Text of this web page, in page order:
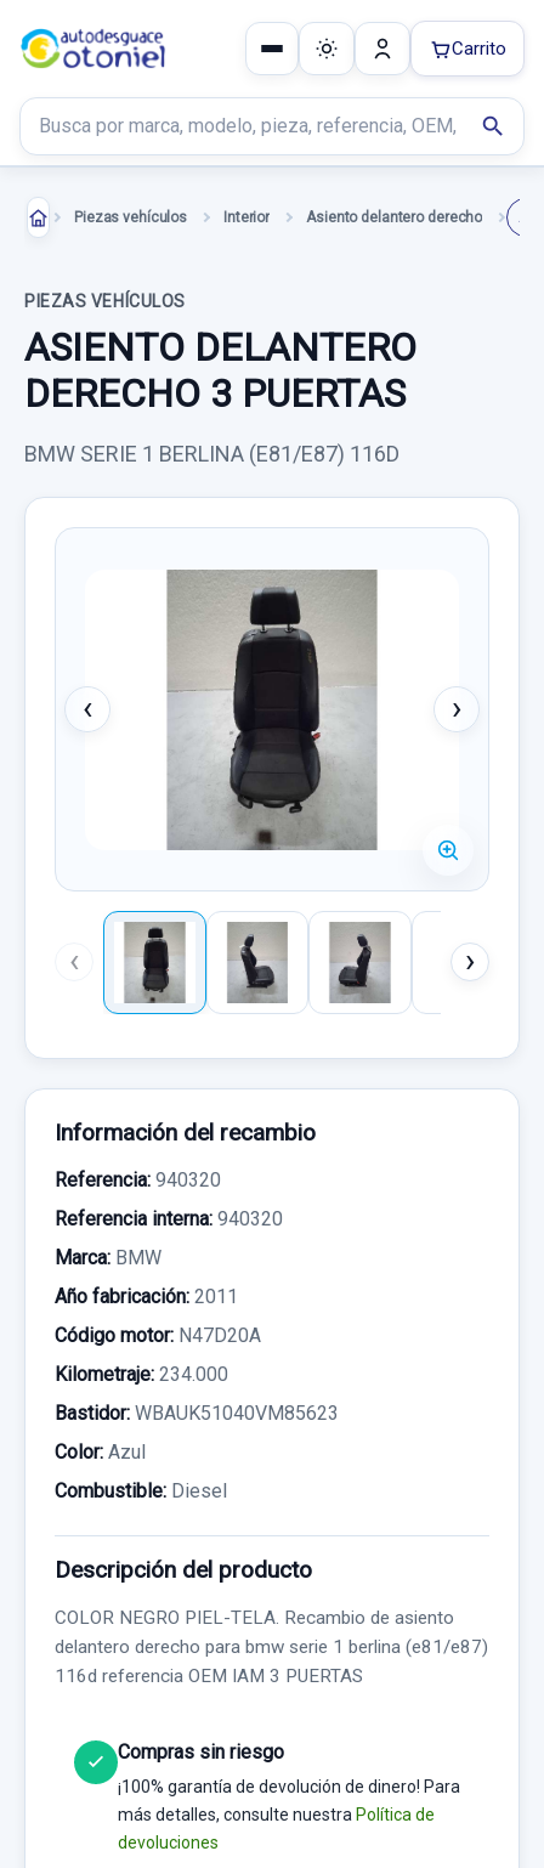
Buscar productos
search
Carrito
Piezas vehículos Interior Asiento delantero derecho
PIEZAS VEHÍCULOS
ASIENTO DELANTERO
DERECHO 3 PUERTAS
BMW SERIE 1 BERLINA (E81/E87) 116D
‹ ›
‹ ›
Información del recambio
Referencia: 940320
Referencia interna: 940320
Marca: BMW
Año fabricación: 2011
Código motor: N47D20A
Kilometraje: 234.000
Bastidor: WBAUK51040VM85623
Color: Azul
Combustible: Diesel
Descripción del producto
COLOR NEGRO PIEL-TELA. Recambio de asiento
delantero derecho para bmw serie 1 berlina (e81/e87)
116d referencia OEM IAM 3 PUERTAS
Compras sin riesgo
¡100% garantía de devolución de dinero! Para
más detalles, consulte nuestra Política de
devoluciones